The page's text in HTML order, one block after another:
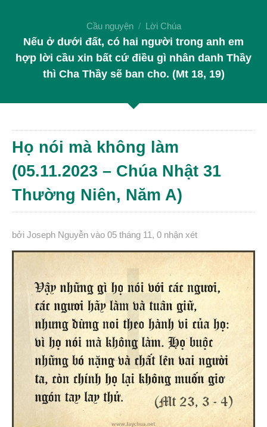
Cầu nguyện Lời Chúa
Nếu ở dưới đất, có hai người trong anh em
hợp lời cầu xin bất cứ điều gì nhân danh Thầy
thì Cha Thầy sẽ ban cho. (Mt 18, 19)
Họ nói mà không làm
(05.11.2023 – Chúa Nhật 31
Thường Niên, Năm A)
bởi Joseph Nguyễn vào 05 tháng 11 , 0 nhận xét